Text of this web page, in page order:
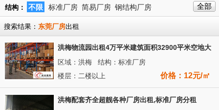
结构： 不限 标准厂房 简易厂房 钢结构厂房 全部
搜索结果： 东莞厂房出租
洪梅物流园出租4万平米建筑面积32900平米空地大
区域：洪梅 结构：标准厂房
楼层：二楼以上
价格：12元/㎡
洪梅配套齐全超靓各种厂房出租,标准厂房分租